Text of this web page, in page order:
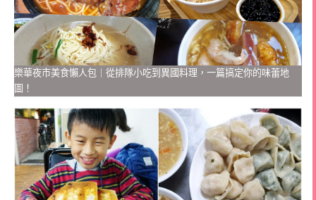
樂華夜市美食懶人包｜從排隊小吃到異國料理，一篇搞定你的味蕾地
圖！